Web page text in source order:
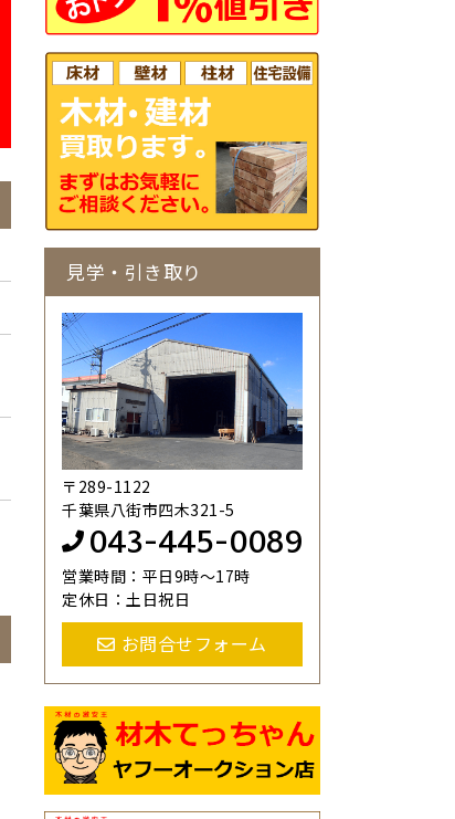
見学・引き取り
〒289-1122
千葉県八街市四木321-5
043-445-0089
営業時間：平日9時～17時
定休日：土日祝日
お問合せフォーム